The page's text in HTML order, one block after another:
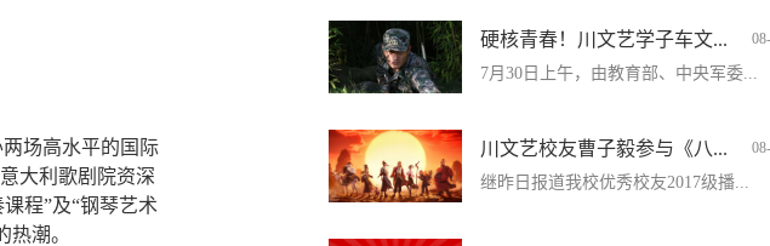
场高水平的国际
大利歌剧院资深
程”及“钢琴艺术
潮。
硬核青春！川文艺学子车文...
7月30日上午，由教育部、中央军委...
川文艺校友曹子毅参与《八...
继昨日报道我校优秀校友2017级播...